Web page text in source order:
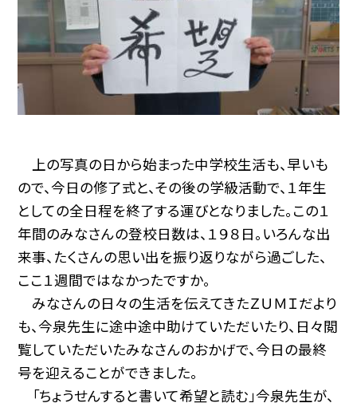
上の写真の日から始まった中学校生活も、早いも
ので、今日の修了式と、その後の学級活動で、１年生
としての全日程を終了する運びとなりました。この１
年間のみなさんの登校日数は、１９８日。いろんな出
来事、たくさんの思い出を振り返りながら過ごした、
ここ１週間ではなかったですか。
みなさんの日々の生活を伝えてきたＺＵＭＩだより
も、今泉先生に途中途中助けていただいたり、日々閲
覧していただいたみなさんのおかげで、今日の最終
号を迎えることができました。
「ちょうせんすると書いて希望と読む」今泉先生が、